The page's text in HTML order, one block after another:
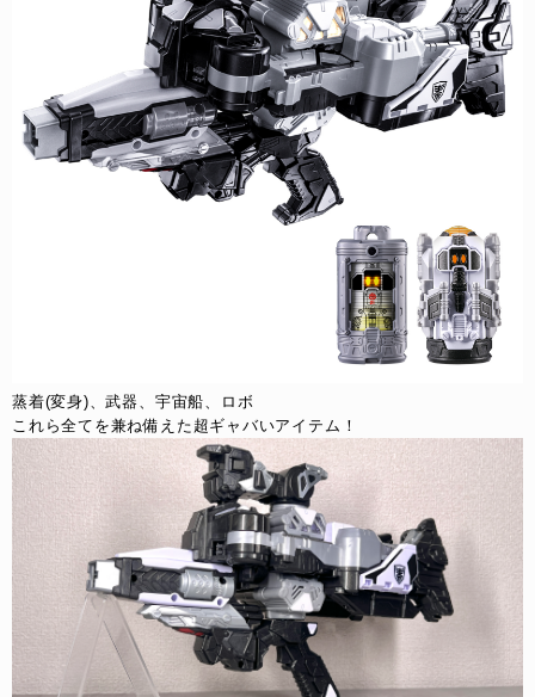
蒸着(変身)、武器、宇宙船、ロボ
これら全てを兼ね備えた超ギャバいアイテム！